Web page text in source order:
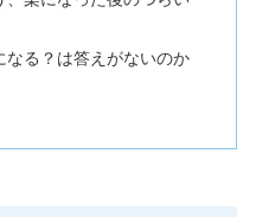
る？は答えがないのか